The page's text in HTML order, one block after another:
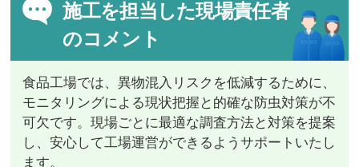
施工を担当した現場責任者
のコメント
食品工場では、異物混入リスクを低減するために、
モニタリングによる現状把握と的確な防虫対策が不
可欠です。現場ごとに最適な調査方法と対策を提案
し、安心して工場運営ができるようサポートいたし
ます。